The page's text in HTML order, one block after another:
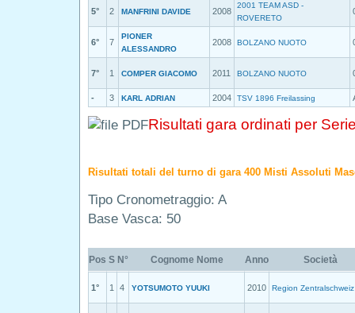
5° 2 MANFRINI DAVIDE 2008
2001 TEAM ASD -
ROVERETO
6° 7
PIONER
ALESSANDRO
2008 BOLZANO NUOTO
7° 1 COMPER GIACOMO 2011 BOLZANO NUOTO
- 3 KARL ADRIAN 2004 TSV 1896 Freilassing
Risultati gara ordinati per
Risultati totali del turno di gara 400 Misti Assoluti
Tipo Cronometraggio: A
Base Vasca: 50
Pos S N° Cognome Nome Anno Società
1° 1 4 YOTSUMOTO YUUKI 2010 Region